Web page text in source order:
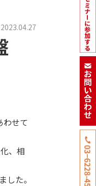
2023.04.27
わせて
、相
た。